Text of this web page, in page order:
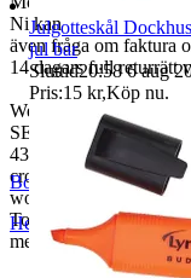
Ni kan
även fråga om faktura
14 dagars full returrätt
We also ship abroad
SEK, 100 gr
43 SEK, 250gr 85
crown
worldwide price freight)
To Denmark 0,5-3kg
measure
BoutiqueNo9
Helsingborg,Sverige
Julgotteskål
jul bar
Sluttid20:58 6 aug
Pris:15 kr,Köp nu.